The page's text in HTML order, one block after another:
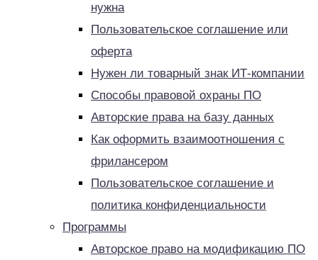
нужна
Пользовательское соглашение или
оферта
Нужен ли товарный знак ИТ-компании
Способы правовой охраны ПО
Авторские права на базу данных
Как оформить взаимоотношения с
фрилансером
Пользовательское соглашение и
политика конфиденциальности
Программы
Авторское право на модификацию ПО